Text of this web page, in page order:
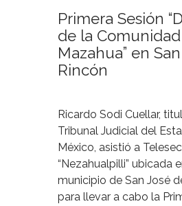
Primera Sesión
de la Comunidad
Mazahua” en
Rincón
Ricardo Sodi Cuellar,
Tribunal Judicial del
México, asistió a
“Nezahualpilli” ubicada
municipio de San José
para llevar a cabo la